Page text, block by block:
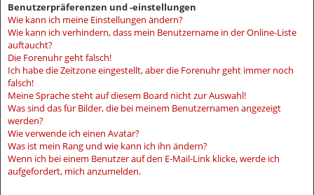
Benutzerpräferenzen und -einstellungen
Wie kann ich meine Einstellungen ändern?
Wie kann ich verhindern, dass mein Benutzername in der Online-Liste
auftaucht?
Die Forenuhr geht falsch!
Ich habe die Zeitzone eingestellt, aber die Forenuhr geht immer noch
falsch!
Meine Sprache steht auf diesem Board nicht zur Auswahl!
Was sind das für Bilder, die bei meinem Benutzernamen angezeigt
werden?
Wie verwende ich einen Avatar?
Was ist mein Rang und wie kann ich ihn ändern?
Wenn ich bei einem Benutzer auf den E-Mail-Link klicke, werde ich
aufgefordert, mich anzumelden.